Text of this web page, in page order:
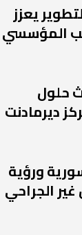
يعزز
المؤسسي
حلول
ديرمادنت
ورؤية
الجراحي